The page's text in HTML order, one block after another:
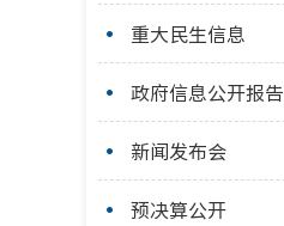
重大民生信息
政府信息公开报告
新闻发布会
预决算公开